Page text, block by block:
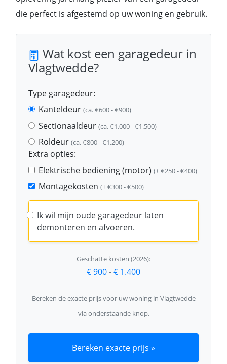
die perfect is afgestemd op uw woning en gebruik.
Wat kost een garagedeur in
Vlagtwedde?
Type garagedeur:
Kanteldeur (ca. €600 - €900)
Sectionaaldeur (ca. €1.000 - €1.500)
Roldeur (ca. €800 - €1.200)
Extra opties:
Elektrische bediening (motor) (+ €250 - €400)
Montagekosten (+ €300 - €500)
Ik wil mijn oude garagedeur laten
demonteren en afvoeren.
Geschatte kosten (2026):
€ 900-€ 1.400
Bereken de exacte prijs voor uw woning in Vlagtwedde
via onderstaande knop.
Bereken exacte prijs »